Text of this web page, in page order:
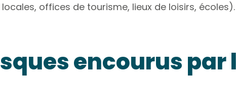
offices de tourisme, lieux de loisirs, écoles).
encourus par